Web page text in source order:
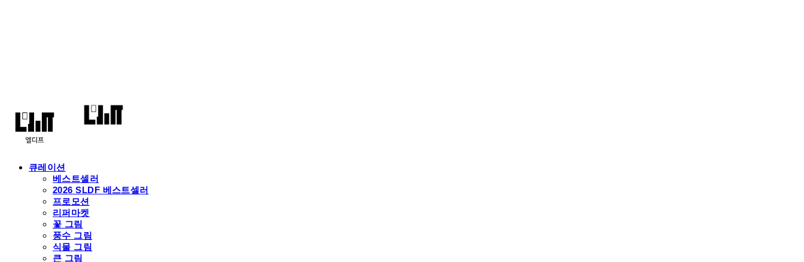
큐레이션
베스트셀러
2026 SLDF 베스트셀러
프로모션
리퍼마켓
꽃 그림
풍수 그림
식물 그림
큰 그림